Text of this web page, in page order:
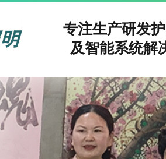
专注生产研发
及智能系统解